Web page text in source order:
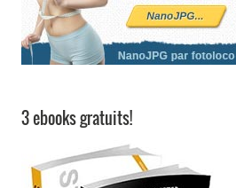
3 ebooks gratuits!